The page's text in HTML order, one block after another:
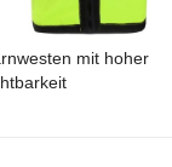
mit hoher